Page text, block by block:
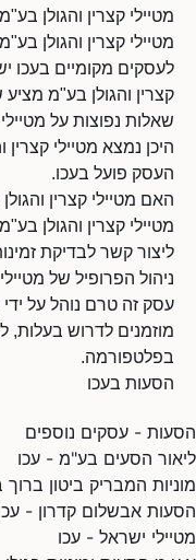
מטיילי קצרין והגולן
מטיילי קצרין והגולן
לעסקים מקומיים בעכו יש
קצרין והגולן בע"מ מציע
שאלות נפוצות על
היכן נמצא מטיילי קצרין
העסק פועל בעכו.
האם מטיילי קצרין
מטיילי קצרין והגולן
ליצור קשר לבדיקת
ניהול הפרופיל של
עסק זה טרם נוהל על ידי
מוזמנים לדרוש
בפלטפורמה.
הסעות בעכו
הסעות - עסקים נוספים
ליאור הסעים בע"מ - עכו
מוניות המבריק ביטון
הסעות אבשלום קדרון -
מטיילי ישראל - עכו